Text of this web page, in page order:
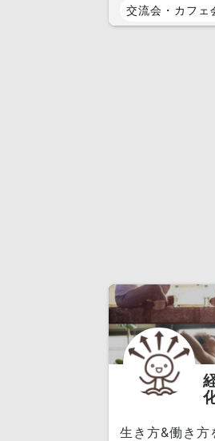
交流会・カフェ
生き方&働き方